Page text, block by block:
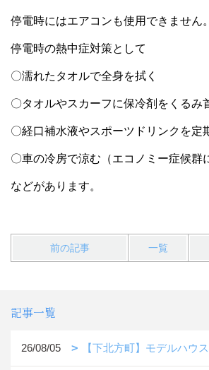
停電時にはエアコンも使用できません。
停電時の熱中症対策として
〇濡れたタオルで全身を拭く
〇タオルやスカーフに保冷剤をくるみ
〇経口補水液やスポーツドリンクを定
〇車の冷房で涼む（エコノミー症候群
などがあります。
前の記事 一覧
記事一覧
26/08/05 【下北方町】モデルハウ